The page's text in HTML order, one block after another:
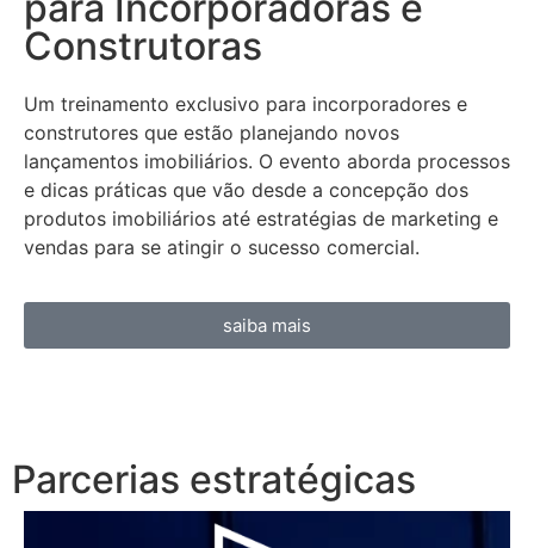
Construtoras
Um treinamento exclusivo para incorporadores e
construtores que estão planejando novos
lançamentos imobiliários. O evento aborda processos
e dicas práticas que vão desde a concepção dos
produtos imobiliários até estratégias de marketing e
vendas para se atingir o sucesso comercial.
saiba mais
Parcerias estratégicas